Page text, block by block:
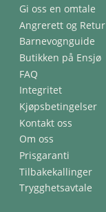
Gi oss en omtale
Angrerett og Retur
Barnevognguide
Butikken på Ensjø
FAQ
Integritet
Kjøpsbetingelser
Kontakt oss
Om oss
Prisgaranti
Tilbakekallinger
Trygghetsavtale